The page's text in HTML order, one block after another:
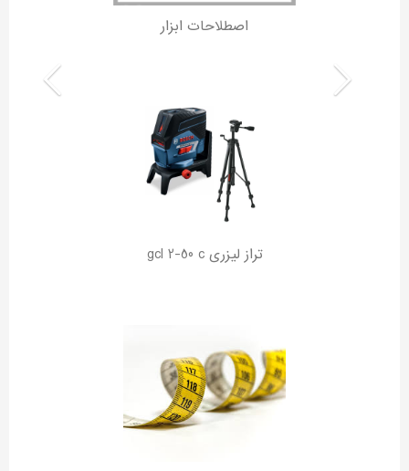
اصطلاحات ابزار
تراز لیزری gcl 2-50 c